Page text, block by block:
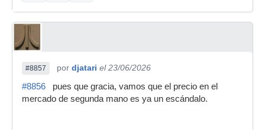
#8857 por djatari el 23/06/2026
#8856 pues que gracia, vamos que el precio en el
mercado de segunda mano es ya un escándalo.